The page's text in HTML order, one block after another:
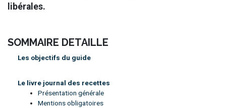
libérales.
SOMMAIRE DETAILLE
Les objectifs du guide
Le livre journal des recettes
Présentation générale
Mentions obligatoires